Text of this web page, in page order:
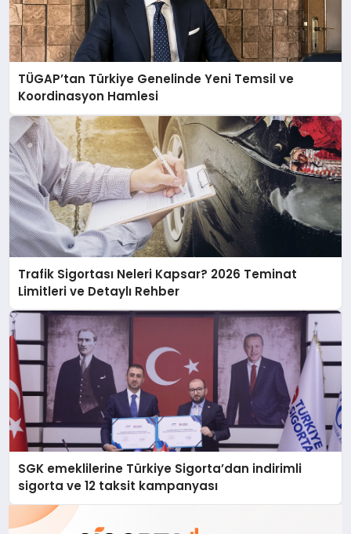
TÜGAP’tan Türkiye Genelinde Yeni Temsil ve
Koordinasyon Hamlesi
Trafik Sigortası Neleri Kapsar? 2026 Teminat
Limitleri ve Detaylı Rehber
SGK emeklilerine Türkiye Sigorta’dan indirimli
sigorta ve 12 taksit kampanyası